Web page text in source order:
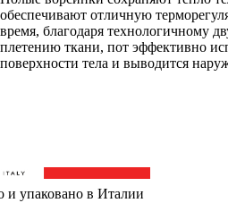
обеспечивают отличную
время, благодаря технологичному
плетению ткани, пот эффективно
поверхности тела и выводится
и упаковано в Италии